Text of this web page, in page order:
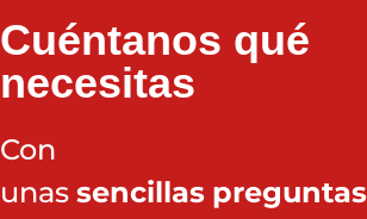
Cuéntanos qué
necesitas
Con
unas sencillas preguntas